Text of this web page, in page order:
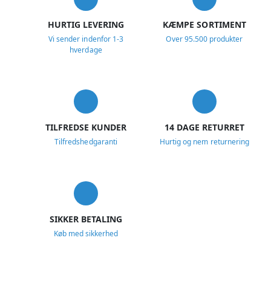
HURTIG LEVERING
Vi sender indenfor 1-3
hverdage
KÆMPE SORTIMENT
Over 95.500 produkter
TILFREDSE KUNDER
Tilfredshedgaranti
14 DAGE RETURRET
Hurtig og nem returnering
SIKKER BETALING
Køb med sikkerhed